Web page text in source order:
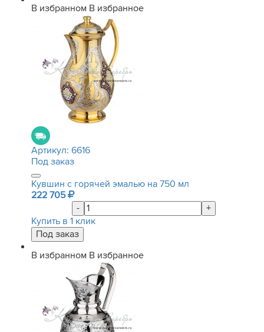
В избранном В избранное
Артикул: 6616
Под заказ
Кувшин с горячей эмалью на 750 мл
222 705
-
+
Купить в 1 клик
В избранном В избранное